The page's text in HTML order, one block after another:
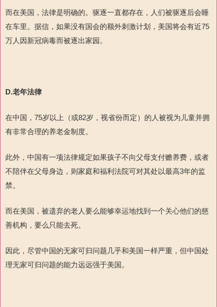
而在美国，法律是明确的。驱逐一直都存在，人们被驱逐后会睡
在车里。据信，如果没有国会的额外刺激计划，美国将会有近75
万人因新冠病毒而被逐出家园。
D.老年法律
在中国，75岁以上（或82岁，视省份而定）的人被视为儿童并拥
有非常合理的养老金制度。
此外，中国有一项法律规定如果孩子不向父母支付赡养费，或者
不陪伴在父母身边，则家庭和福利法院可对其处以最高3年的监
禁。
而在美国，被遗弃的老人要么能够幸运地找到一个关心他们的慈
善机构，要么只能去死。
因此，尽管中国的无家可归问题几乎和美国一样严重，但中国处
理无家可归问题的能力远远强于美国。